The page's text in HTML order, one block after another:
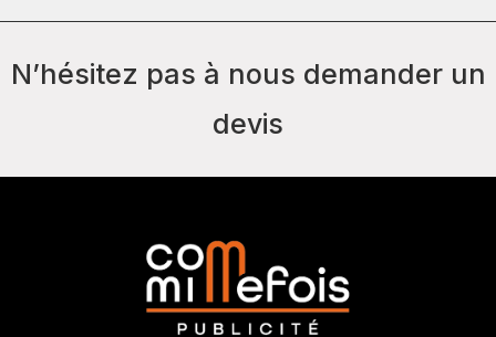
N’hésitez pas à nous demander un
devis